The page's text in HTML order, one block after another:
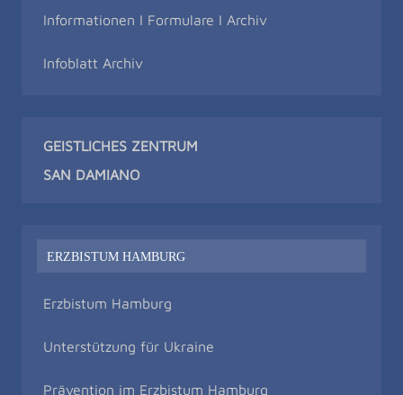
Informationen I Formulare I Archiv
Infoblatt Archiv
GEISTLICHES ZENTRUM
SAN DAMIANO
ERZBISTUM HAMBURG
Erzbistum Hamburg
Unterstützung für Ukraine
Prävention im Erzbistum Hamburg